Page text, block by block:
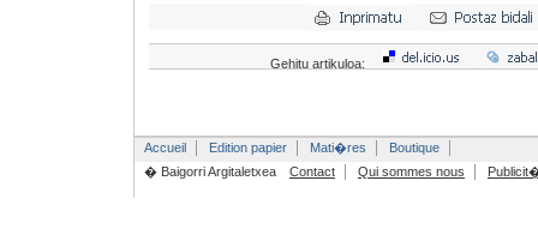
Gehitu artikuloa:
Accueil Edition papier Mati�res
Boutique
� Baigorri Argitaletxea
Contact Qui sommes nous